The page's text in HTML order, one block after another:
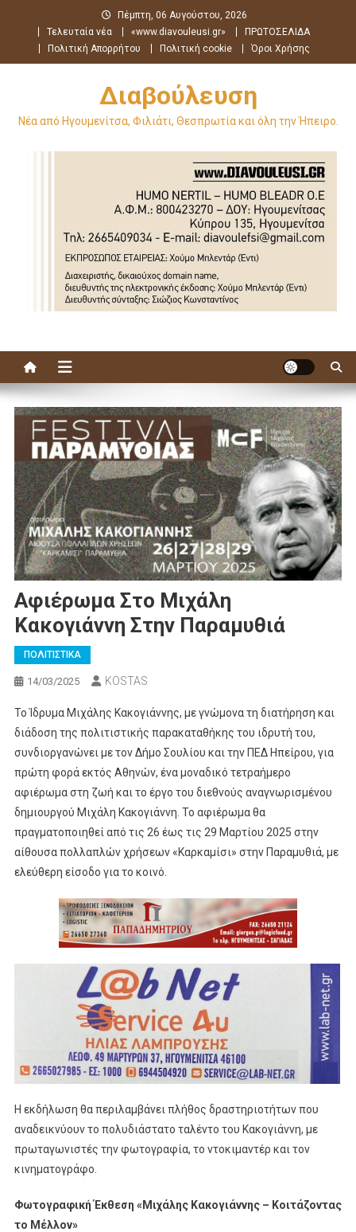
περιεχόμενο
Πέμπτη, 06 Αυγούστου, 2026
Τελευταία νέα
«www.diavouleusi.gr»
ΠΡΩΤΟΣΕΛΙΔΑ
Πολιτική Απορρήτου
Πολιτική cookie Όροι Χρήσης
Διαβούλευση
Νέα από Ηγουμενίτσα, Φιλιάτι, Θεσπρωτία και όλη την Ήπειρο.
Αφιέρωμα Στο Μιχάλη
Κακογιάννη Στην Παραμυθιά
ΠΟΛΙΤΙΣΤΙΚΑ
14/03/2025 KOSTAS
Το Ίδρυμα Μιχάλης Κακογιάννης, με γνώμονα τη διατήρηση και
διάδοση της πολιτιστικής παρακαταθήκης του ιδρυτή του,
συνδιοργανώνει με τον Δήμο Σουλίου και την ΠΕΔ Ηπείρου, για
πρώτη φορά εκτός Αθηνών, ένα μοναδικό τετραήμερο
αφιέρωμα στη ζωή και το έργο του διεθνούς αναγνωρισμένου
δημιουργού Μιχάλη Κακογιάννη. Το αφιέρωμα θα
πραγματοποιηθεί από τις 26 έως τις 29 Μαρτίου 2025 στην
αίθουσα πολλαπλών χρήσεων «Καρκαμίσι» στην Παραμυθιά, με
ελεύθερη είσοδο για το κοινό.
Η εκδήλωση θα περιλαμβάνει πλήθος δραστηριοτήτων που
αναδεικνύουν το πολυδιάστατο ταλέντο του Κακογιάννη, με
πρωταγωνιστές την φωτογραφία, το ντοκιμαντέρ και τον
κινηματογράφο.
Φωτογραφική Έκθεση «Μιχάλης Κακογιάννης – Κοιτάζοντας
το Μέλλον»